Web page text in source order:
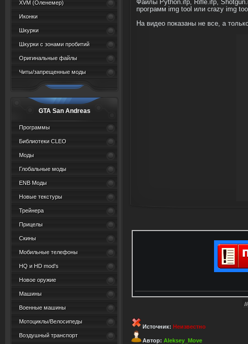
XVM (Oленемер)
Иконки
Шкурки
Шкурки с зонами пробитий
Оригинальные файлы
Читы/запрещенные моды
GTA San Andreas
Программы
Библиотеки CLEO
Моды
Глобальные моды
ENB Моды
Новые текстуры
Трейнера
Прицелы
Скины
Мобильные телефоны
HQ и HD mod's
Новое оружие
Машины
Военные машины
Мотоциклы/Велосипеды
Воздушный транспорт
Файлы Python.ifp, Rifle.ifp,
программ img tool или crazy img
На видео показаны не все, а
Источник: Неизвестно
Автор: Aleksey_Move